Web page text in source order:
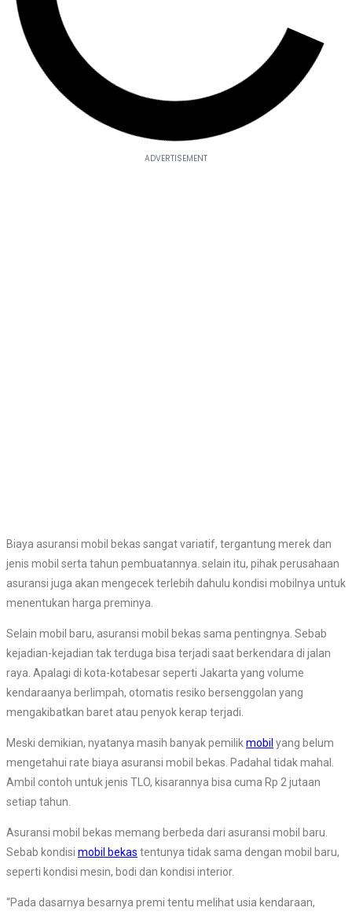
Biaya asuransi mobil bekas sangat variatif, tergantung merek dan
jenis mobil serta tahun pembuatannya. selain itu, pihak perusahaan
asuransi juga akan mengecek terlebih dahulu kondisi mobilnya untuk
menentukan harga preminya.
Selain mobil baru, asuransi mobil bekas sama pentingnya. Sebab
kejadian-kejadian tak terduga bisa terjadi saat berkendara di jalan
raya. Apalagi di kota-kotabesar seperti Jakarta yang volume
kendaraanya berlimpah, otomatis resiko bersenggolan yang
mengakibatkan baret atau penyok kerap terjadi.
Meski demikian, nyatanya masih banyak pemilikmobil yang belum
mengetahui rate biaya asuransi mobil bekas. Padahal tidak mahal.
Ambil contoh untuk jenis TLO, kisarannya bisa cuma Rp 2 jutaan
setiap tahun.
Asuransi mobil bekas memang berbeda dari asuransi mobil baru.
Sebab kondisi mobil bekas tentunya tidak sama dengan mobil baru,
seperti kondisi mesin, bodi dan kondisi interior.
“Pada dasarnya besarnya premi tentu melihat usia kendaraan,